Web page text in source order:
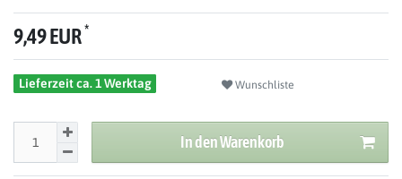
9,49 EUR*
Lieferzeit ca. 1 Werktag Wunschliste
In den Warenkorb